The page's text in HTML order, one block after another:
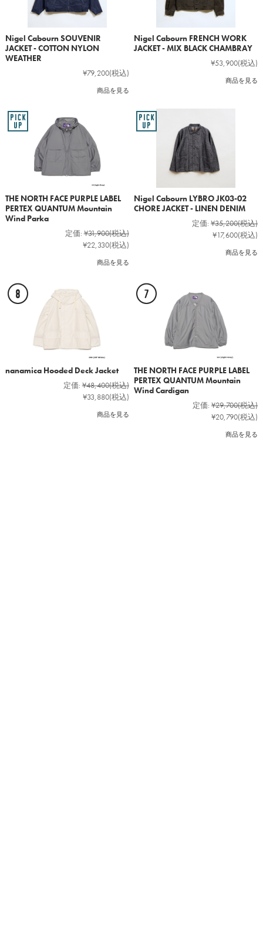
Nigel Cabourn SOUVENIR
JACKET - COTTON NYLON
WEATHER
¥79,200(税込)
商品を見る
Nigel Cabourn FRENCH WORK
JACKET - MIX BLACK CHAMBRAY
¥53,900(税込)
商品を見る
THE NORTH FACE PURPLE LABEL
PERTEX QUANTUM Mountain
Wind Parka
定価: ¥31,900(税込)
¥22,330(税込)
商品を見る
Nigel Cabourn LYBRO JK03-02
CHORE JACKET - LINEN DENIM
定価: ¥35,200(税込)
¥17,600(税込)
商品を見る
nanamica Hooded Deck Jacket
定価: ¥48,400(税込)
¥33,880(税込)
商品を見る
THE NORTH FACE PURPLE LABEL
PERTEX QUANTUM Mountain
Wind Cardigan
定価: ¥29,700(税込)
¥20,790(税込)
商品を見る